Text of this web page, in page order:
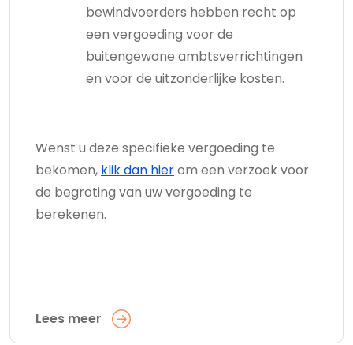
bewindvoerders hebben recht op
een vergoeding voor de
buitengewone ambtsverrichtingen
en voor de uitzonderlijke kosten.
Wenst u deze specifieke vergoeding te
bekomen, klik dan hierom een verzoek voor
de begroting van uw vergoeding te
berekenen.
Lees meer